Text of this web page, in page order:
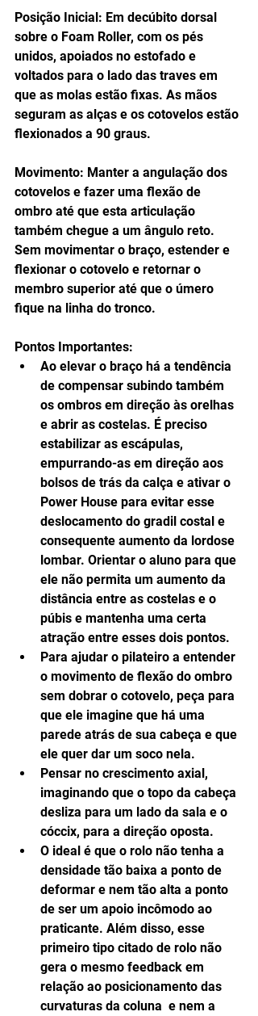
Posição Inicial: Em decúbito dorsal
sobre o Foam Roller, com os pés
unidos, apoiados no estofado e
voltados para o lado das traves em
que as molas estão fixas. As mãos
seguram as alças e os cotovelos estão
flexionados a 90 graus.
Movimento: Manter a angulação dos
cotovelos e fazer uma flexão de
ombro até que esta articulação
também chegue a um ângulo reto.
Sem movimentar o braço, estender e
flexionar o cotovelo e retornar o
membro superior até que o úmero
fique na linha do tronco.
Pontos Importantes:
Ao elevar o braço há a tendência
de compensar subindo também
os ombros em direção às orelhas
e abrir as costelas. É preciso
estabilizar as escápulas,
empurrando-as em direção aos
bolsos de trás da calça e ativar o
Power House para evitar esse
deslocamento do gradil costal e
consequente aumento da lordose
lombar. Orientar o aluno para que
ele não permita um aumento da
distância entre as costelas e o
púbis e mantenha uma certa
atração entre esses dois pontos.
Para ajudar o pilateiro a entender
o movimento de flexão do ombro
sem dobrar o cotovelo, peça para
que ele imagine que há uma
parede atrás de sua cabeça e que
ele quer dar um soco nela.
Pensar no crescimento axial,
imaginando que o topo da cabeça
desliza para um lado da sala e o
cóccix, para a direção oposta.
O ideal é que o rolo não tenha a
densidade tão baixa a ponto de
deformar e nem tão alta a ponto
de ser um apoio incômodo ao
praticante. Além disso, esse
primeiro tipo citado de rolo não
gera o mesmo feedback em
relação ao posicionamento das
curvaturas da coluna  e nem a